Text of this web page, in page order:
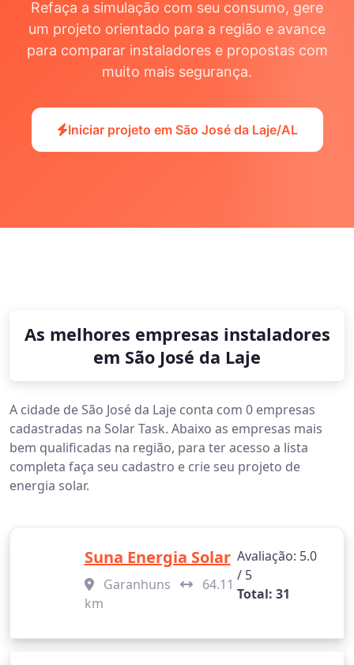
Refaça a simulação com seu consumo, gere
um projeto orientado para a região e avance
para comparar instaladores e propostas com
muito mais segurança.
Iniciar projeto em São José da Laje/AL
As melhores empresas instaladores
em São José da Laje
A cidade de São José da Laje conta com 0 empresas
cadastradas na Solar Task. Abaixo as empresas mais
bem qualificadas na região, para ter acesso a lista
completa faça seu cadastro e crie seu projeto de
energia solar.
Suna Energia Solar
Garanhuns
64.11
km
Avaliação: 5.0
/ 5
Total: 31